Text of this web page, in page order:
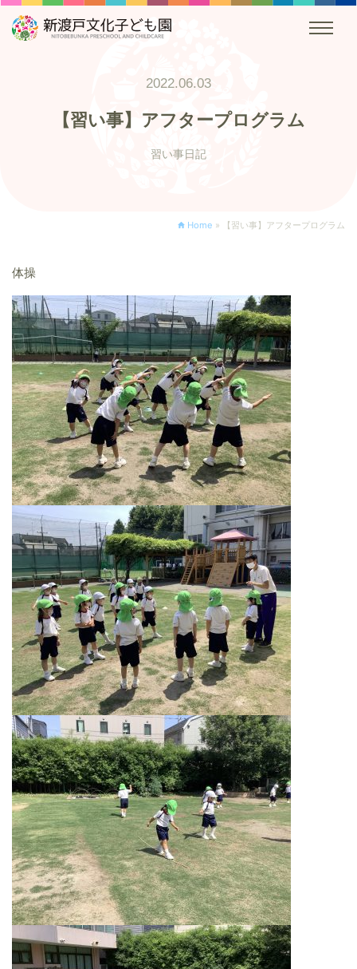
2022.06.03
【習い事】アフタープログラム
習い事日記
Home » 【習い事】アフタープログラム
体操